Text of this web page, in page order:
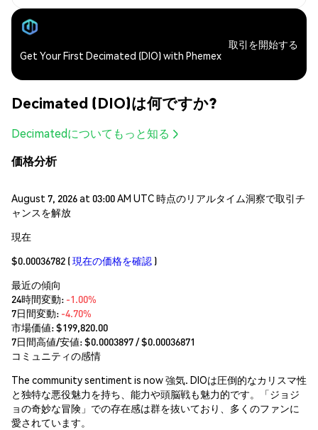
Get Your First Decimated (DIO) with Phemex
取引を開始する
Decimated (DIO)は何ですか?
Decimatedについてもっと知る
価格分析
August 7, 2026 at 03:00 AM UTC 時点のリアルタイム洞察で取引チ
ャンスを解放
現在
$0.00036782 (現在の価格を確認 )
最近の傾向
24時間変動: -1.00%
7日間変動: -4.70%
市場価値:$199,820.00
7日間高値/安値: $0.0003897/ $0.00036871
コミュニティの感情
The community sentiment is now 強気. DIOは圧倒的なカリスマ性
と独特な悪役魅力を持ち、能力や頭脳戦も魅力的です。「ジョジ
ョの奇妙な冒険」での存在感は群を抜いており、多くのファンに
愛されています。